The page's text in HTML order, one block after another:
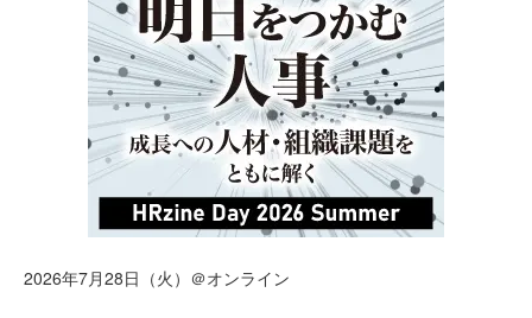
2026年7月28日（火）＠オンライン